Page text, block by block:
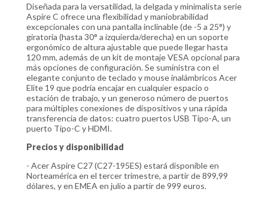
Diseñada para la versatilidad, la delgada y minimalista serie
Aspire C ofrece una flexibilidad y maniobrabilidad
excepcionales con una pantalla inclinable (de -5 a 25°) y
giratoria (hasta 30° a izquierda/derecha) en un soporte
ergonómico de altura ajustable que puede llegar hasta
120 mm, además de un kit de montaje VESA opcional para
más opciones de configuración. Se suministra con el
elegante conjunto de teclado y mouse inalámbricos Acer
Elite 19 que podría encajar en cualquier espacio o
estación de trabajo, y un generoso número de puertos
para múltiples conexiones de dispositivos y una rápida
transferencia de datos: cuatro puertos USB Tipo-A, un
puerto Tipo-C y HDMI.
Precios y disponibilidad
- Acer Aspire C27 (C27-195ES) estará disponible en
Norteamérica en el tercer trimestre, a partir de 899,99
dólares, y en EMEA en julio a partir de 999 euros.